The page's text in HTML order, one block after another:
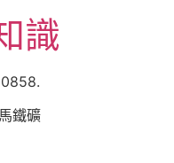
識
鐵礦